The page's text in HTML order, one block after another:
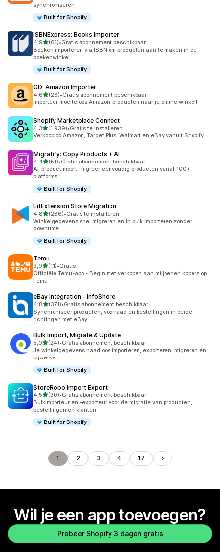
synchroniseren
Built for Shopify
ISBNExpress: Books Importer
4,9van 5 sterren
(61)
61 recensies in totaal
•Gratis abonnement beschikbaar
Boeken importeren via ISBN om producten aan te maken in de
boekenwinkel
Built for Shopify
GD: Amazon Importer
4,6van 5 sterren
(26)
26 recensies in totaal
•Gratis abonnement beschikbaar
Importeer moeiteloos Amazon-producten naar je online winkel!
Shopify Marketplace Connect
4,3van 5 sterren
(1.939)
1939 recensies in totaal
•Gratis te installeren
Verkoop op Amazon, Target Plus, Walmart en eBay vanuit Shopify
Migratify: Copy Products + AI
4,4van 5 sterren
(51)
51 recensies in totaal
•Gratis abonnement beschikbaar
AI-productimport: migreer eenvoudig producten vanaf 100+
platforms
Built for Shopify
LitExtension Store Migration
4,8van 5 sterren
(286)
286 recensies in totaal
•Gratis te installeren
Winkelgegevens snel migreren en in bulk importeren zonder
downtime
Built for Shopify
Temu
3,9van 5 sterren
(11)
11 recensies in totaal
•Gratis
Officiële Temu-app - Begin met verkopen aan miljoenen kopers op
Temu
eBay Integration ‑ InfoShore
4,8van 5 sterren
(371)
371 recensies in totaal
•Gratis abonnement beschikbaar
Synchroniseer producten, voorraad en bestellingen in beide
richtingen met eBay
Bulk Import, Migrate & Update
5,0van 5 sterren
(24)
24 recensies in totaal
•Gratis abonnement beschikbaar
Je winkelgegevens naadloos importeren, exporteren, migreren en
bijwerken
Built for Shopify
StoreRobo Import Export
4,5van 5 sterren
(30)
30 recensies in totaal
•Gratis abonnement beschikbaar
Bulkimporteur en -exporteur voor de migratie van producten,
bestellingen en klanten
Built for Shopify
1 2 3 4 17
Wil je een app toevoegen?
Probeer Shopify 3 dagen gratis